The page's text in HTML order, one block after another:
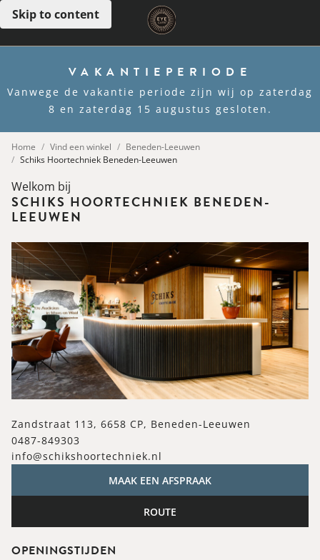
Skip to content
Open menu
VAKANTIEPERIODE
Vanwege de vakantie periode zijn wij op zaterdag
8 en zaterdag 15 augustus gesloten.
Home Vind een winkel
Beneden-Leeuwen
Schiks Hoortechniek Beneden-Leeuwen
Welkom bij
SCHIKS HOORTECHNIEK BENEDEN-
LEEUWEN
Zandstraat 113, 6658 CP, Beneden-Leeuwen
0487-849303
info@schikshoortechniek.nl
MAAK EEN AFSPRAAK
ROUTE
OPENINGSTIJDEN